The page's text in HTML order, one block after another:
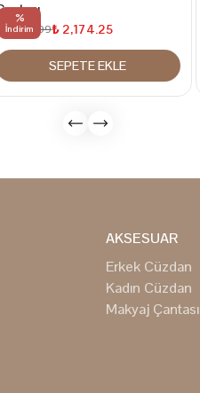
%
İndirim
2,899.99₺ 2,174.25
SEPETE EKLE
AKSESUAR
Erkek Cüzdan
Kadın Cüzdan
Makyaj Çantası